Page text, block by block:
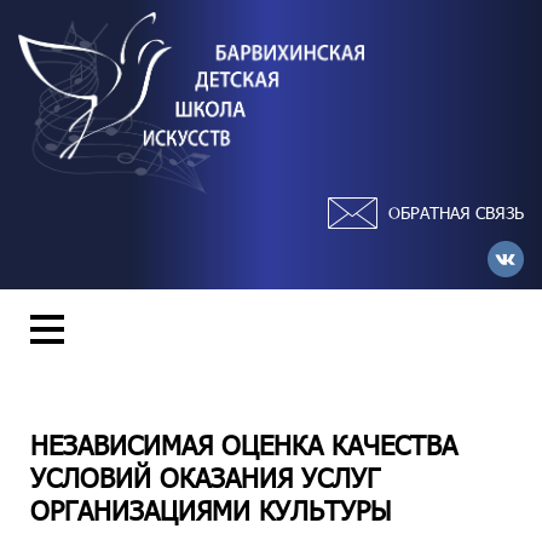
ОБРАТНАЯ СВЯЗЬ
НЕЗАВИСИМАЯ ОЦЕНКА КАЧЕСТВА
УСЛОВИЙ ОКАЗАНИЯ УСЛУГ
ОРГАНИЗАЦИЯМИ КУЛЬТУРЫ